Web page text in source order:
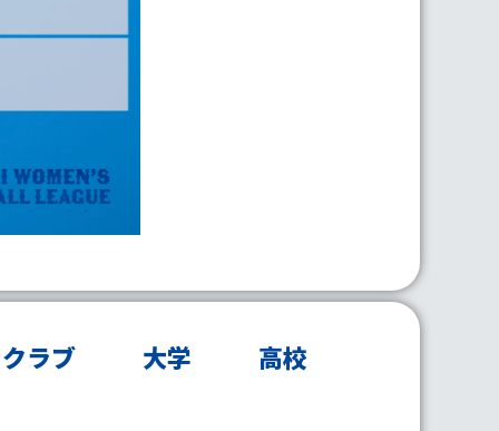
クラブ 大学 高校